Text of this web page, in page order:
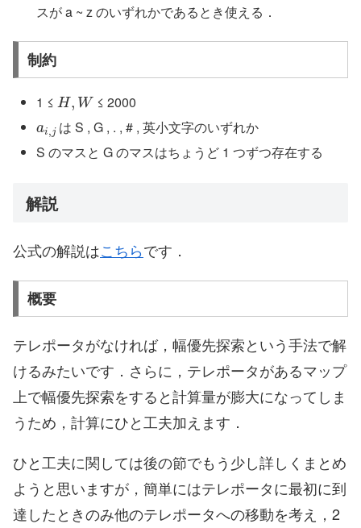
スが a ~ z のいずれかであるとき使える．
制約
1 ≤ ≤ 2000
a i,j
は S , G , . , # , 英小文字のいずれか
S のマスと G のマスはちょうど 1 つずつ存在する
解説
公式の解説はこちらです．
概要
テレポータがなければ，幅優先探索という手法で解
けるみたいです．さらに，テレポータがあるマップ
上で幅優先探索をすると計算量が膨大になってしま
うため，計算にひと工夫加えます．
ひと工夫に関しては後の節でもう少し詳しくまとめ
ようと思いますが，簡単にはテレポータに最初に到
達したときのみ他のテレポータへの移動を考え，2